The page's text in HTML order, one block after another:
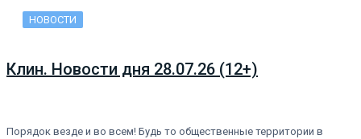
НОВОСТИ
Клин. Новости дня 28.07.26 (12+)
Порядок везде и во всем! Будь то общественные территории в